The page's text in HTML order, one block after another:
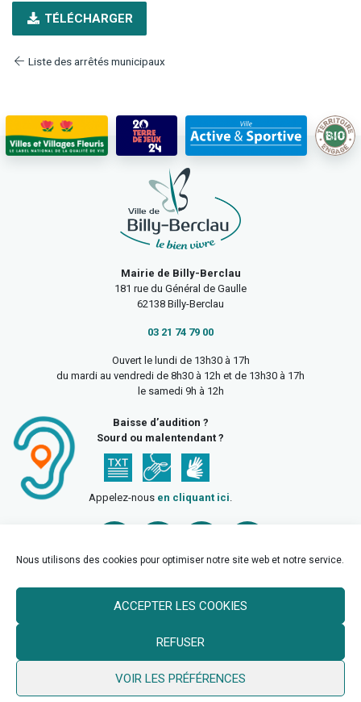
Nous utilisons des cookies pour optimiser notre site web et notre service.
ACCEPTER LES COOKIES
REFUSER
VOIR LES PRÉFÉRENCES
TÉLÉCHARGER
Liste des arrêtés municipaux
Mairie de Billy-Berclau
181 rue du Général de Gaulle
62138 Billy-Berclau
03 21 74 79 00
Ouvert le lundi de 13h30 à 17h
du mardi au vendredi de 8h30 à 12h et de 13h30 à 17h
le samedi 9h à 12h
Baisse d’audition ?
Sourd ou malentendant ?
Appelez-nous en cliquant ici.
© 2026 Ville de Billy Berclau —neoweb.fr